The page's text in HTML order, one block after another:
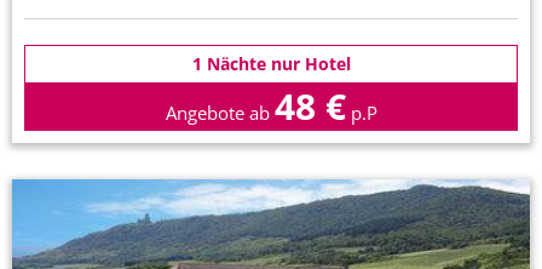
1 Nächte nur Hotel
Angebote ab 48 € p.P